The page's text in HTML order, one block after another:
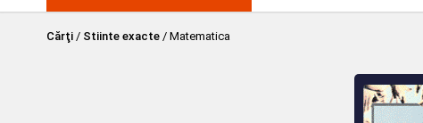
Cărţi / Stiinte exacte / Matematica